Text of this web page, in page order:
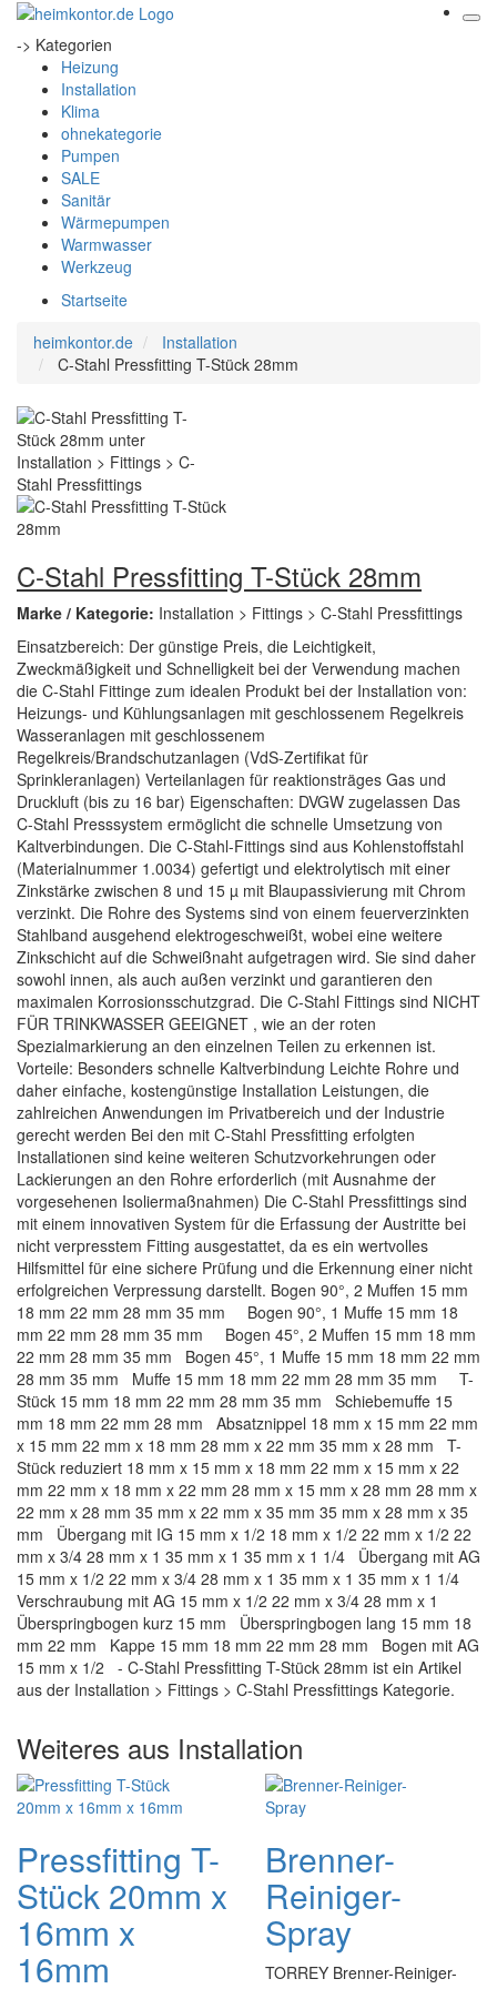
-> Kategorien
Heizung
Installation
Klima
ohnekategorie
Pumpen
SALE
Sanitär
Wärmepumpen
Warmwasser
Werkzeug
Startseite
heimkontor.de
Installation
C-Stahl Pressfitting T-Stück 28mm
C-Stahl Pressfitting T-Stück 28mm
Marke / Kategorie: Installation > Fittings > C-Stahl Pressfittings
Einsatzbereich: Der günstige Preis, die Leichtigkeit,
Zweckmäßigkeit und Schnelligkeit bei der Verwendung machen
die C-Stahl Fittinge zum idealen Produkt bei der Installation von:
Heizungs- und Kühlungsanlagen mit geschlossenem Regelkreis
Wasseranlagen mit geschlossenem
Regelkreis/Brandschutzanlagen (VdS-Zertifikat für
Sprinkleranlagen) Verteilanlagen für reaktionsträges Gas und
Druckluft (bis zu 16 bar) Eigenschaften: DVGW zugelassen Das
C-Stahl Presssystem ermöglicht die schnelle Umsetzung von
Kaltverbindungen. Die C-Stahl-Fittings sind aus Kohlenstoffstahl
(Materialnummer 1.0034) gefertigt und elektrolytisch mit einer
Zinkstärke zwischen 8 und 15 µ mit Blaupassivierung mit Chrom
verzinkt. Die Rohre des Systems sind von einem feuerverzinkten
Stahlband ausgehend elektrogeschweißt, wobei eine weitere
Zinkschicht auf die Schweißnaht aufgetragen wird. Sie sind daher
sowohl innen, als auch außen verzinkt und garantieren den
maximalen Korrosionsschutzgrad. Die C-Stahl Fittings sind NICHT
FÜR TRINKWASSER GEEIGNET , wie an der roten
Spezialmarkierung an den einzelnen Teilen zu erkennen ist.
Vorteile: Besonders schnelle Kaltverbindung Leichte Rohre und
daher einfache, kostengünstige Installation Leistungen, die
zahlreichen Anwendungen im Privatbereich und der Industrie
gerecht werden Bei den mit C-Stahl Pressfitting erfolgten
Installationen sind keine weiteren Schutzvorkehrungen oder
Lackierungen an den Rohre erforderlich (mit Ausnahme der
vorgesehenen Isoliermaßnahmen) Die C-Stahl Pressfittings sind
mit einem innovativen System für die Erfassung der Austritte bei
nicht verpresstem Fitting ausgestattet, da es ein wertvolles
Hilfsmittel für eine sichere Prüfung und die Erkennung einer nicht
erfolgreichen Verpressung darstellt. Bogen 90°, 2 Muffen 15 mm
18 mm 22 mm 28 mm 35 mm Bogen 90°, 1 Muffe 15 mm 18
mm 22 mm 28 mm 35 mm Bogen 45°, 2 Muffen 15 mm 18 mm
22 mm 28 mm 35 mm Bogen 45°, 1 Muffe 15 mm 18 mm 22 mm
28 mm 35 mm Muffe 15 mm 18 mm 22 mm 28 mm 35 mm T-
Stück 15 mm 18 mm 22 mm 28 mm 35 mm Schiebemuffe 15
mm 18 mm 22 mm 28 mm Absatznippel 18 mm x 15 mm 22 mm
x 15 mm 22 mm x 18 mm 28 mm x 22 mm 35 mm x 28 mm T-
Stück reduziert 18 mm x 15 mm x 18 mm 22 mm x 15 mm x 22
mm 22 mm x 18 mm x 22 mm 28 mm x 15 mm x 28 mm 28 mm x
22 mm x 28 mm 35 mm x 22 mm x 35 mm 35 mm x 28 mm x 35
mm Übergang mit IG 15 mm x 1/2 18 mm x 1/2 22 mm x 1/2 22
mm x 3/4 28 mm x 1 35 mm x 1 35 mm x 1 1/4 Übergang mit AG
15 mm x 1/2 22 mm x 3/4 28 mm x 1 35 mm x 1 35 mm x 1 1/4
Verschraubung mit AG 15 mm x 1/2 22 mm x 3/4 28 mm x 1
Überspringbogen kurz 15 mm Überspringbogen lang 15 mm 18
mm 22 mm Kappe 15 mm 18 mm 22 mm 28 mm Bogen mit AG
15 mm x 1/2 - C-Stahl Pressfitting T-Stück 28mm ist ein Artikel
aus der Installation > Fittings > C-Stahl Pressfittings Kategorie.
Weiteres aus Installation
Pressfitting T-
Stück 20mm x
16mm x
16mm
Brenner-
Reiniger-
Spray
TORREY Brenner-Reiniger-